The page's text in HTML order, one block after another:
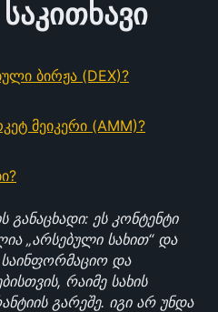
ბირჟა (DEX)?
მეიკერი (AMM)?
განაცხადი: ეს კონტენტი
„არსებული სახით“ და
და
რაიმე სახის
გარეშე. იგი არ უნდა